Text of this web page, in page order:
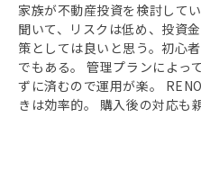
家族が不動産投資を検討して
聞いて、リスクは低め、投資
策としては良いと思う。初心
でもある。 管理プランによっ
ずに済むので運用が楽。
きは効率的。 購入後の対応も